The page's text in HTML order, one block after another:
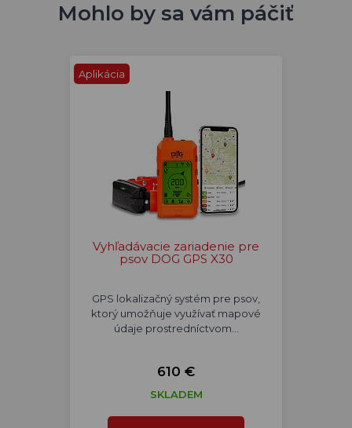
Mohlo by sa vám páčiť
Aplikácia
Vyhľadávacie zariadenie pre
psov DOG GPS X30
GPS lokalizačný systém pre psov,
ktorý umožňuje využívať mapové
údaje prostredníctvom…
610 €
SKLADEM